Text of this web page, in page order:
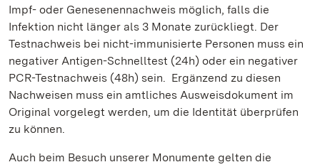
Impf- oder Genesenennachweis möglich, falls die
Infektion nicht länger als 3 Monate zurückliegt. Der
Testnachweis bei nicht-immunisierte Personen muss ein
negativer Antigen-Schnelltest (24h) oder ein negativer
PCR-Testnachweis (48h) sein. Ergänzend zu diesen
Nachweisen muss ein amtliches Ausweisdokument im
Original vorgelegt werden, um die Identität überprüfen
zu können.
Auch beim Besuch unserer Monumente gelten die